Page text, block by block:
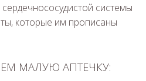
системы
которые им прописаны
МАЛУЮ АПТЕЧКУ: